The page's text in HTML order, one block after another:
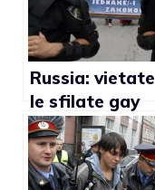
Russia: vietate
le sfilate gay
pride per 100
anni